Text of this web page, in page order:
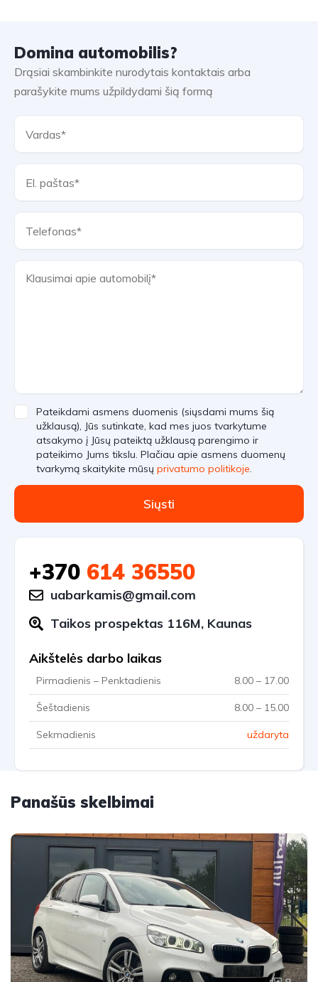
Domina automobilis?
Drąsiai skambinkite nurodytais kontaktais arba
parašykite mums užpildydami šią formą
Pateikdami asmens duomenis (siųsdami mums šią
užklausą), Jūs sutinkate, kad mes juos tvarkytume
atsakymo į Jūsų pateiktą užklausą parengimo ir
pateikimo Jums tikslu. Plačiau apie asmens duomenų
tvarkymą skaitykite mūsų privatumo politikoje.
Siųsti
+370 614 36550
uabarkamis@gmail.com
Taikos prospektas 116M, Kaunas
Aikštelės darbo laikas
Pirmadienis – Penktadienis 8.00 – 17.00
Šeštadienis 8.00 – 15.00
Sekmadienis uždaryta
Panašūs skelbimai